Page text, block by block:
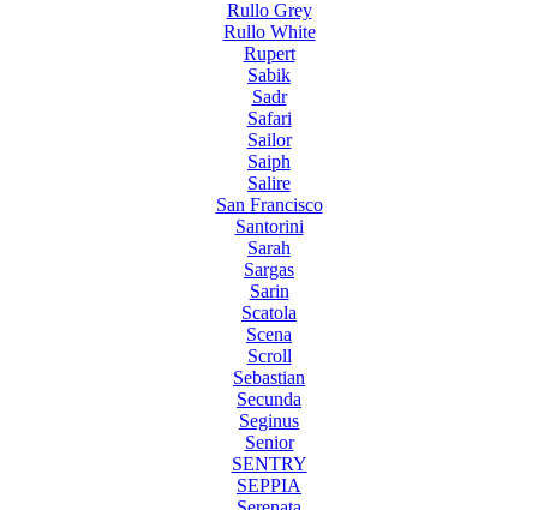
Rullo Grey
Rullo White
Rupert
Sabik
Sadr
Safari
Sailor
Saiph
Salire
San Francisco
Santorini
Sarah
Sargas
Sarin
Scatola
Scena
Scroll
Sebastian
Secunda
Seginus
Senior
SENTRY
SEPPIA